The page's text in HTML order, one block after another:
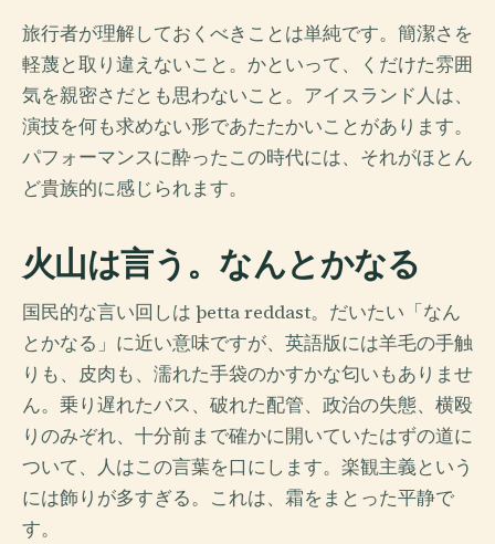
旅行者が理解しておくべきことは単純です。簡潔さを
軽蔑と取り違えないこと。かといって、くだけた雰囲
気を親密さだとも思わないこと。アイスランド人は、
演技を何も求めない形であたたかいことがあります。
パフォーマンスに酔ったこの時代には、それがほとん
ど貴族的に感じられます。
火山は言う。なんとかなる
国民的な言い回しは þetta reddast。だいたい「なん
とかなる」に近い意味ですが、英語版には羊毛の手触
りも、皮肉も、濡れた手袋のかすかな匂いもありませ
ん。乗り遅れたバス、破れた配管、政治の失態、横殴
りのみぞれ、十分前まで確かに開いていたはずの道に
ついて、人はこの言葉を口にします。楽観主義という
には飾りが多すぎる。これは、霜をまとった平静で
す。